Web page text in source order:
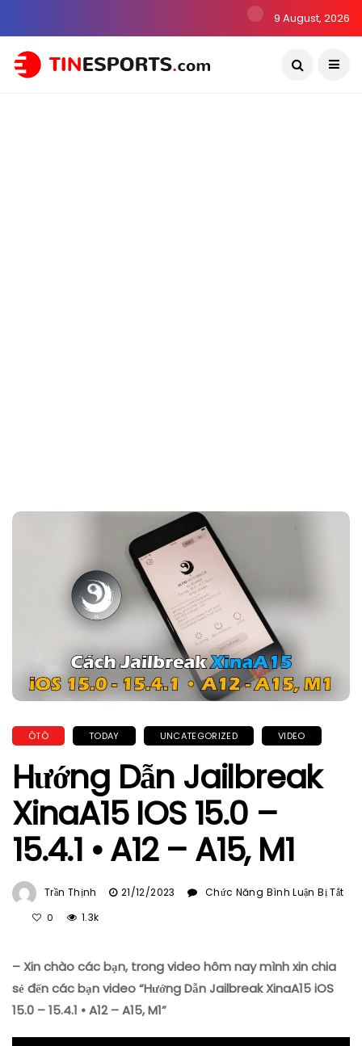
9 August, 2026
ÔTÔ TODAY UNCATEGORIZED VIDEO
Hướng Dẫn Jailbreak
XinaA15 IOS 15.0 –
15.4.1 • A12 – A15, M1
Trần Thịnh 21/12/2023
Chức Năng Bình Luận Bị Tắt
Jailbreak
XinaA15
IOS
–
0 1.3k
– Xin chào các bạn, trong video hôm nay mình xin chia
sẻ đến các bạn video “Hướng Dẫn Jailbreak XinaA15 iOS
15.0 – 15.4.1 • A12 – A15, M1”